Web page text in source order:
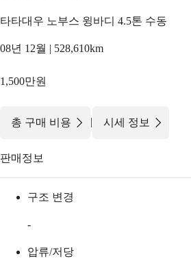
타타대우 노부스 윙바디 4.5톤 수동
08년 12월 | 528,610km
1,500만원
총 구매 비용 | 시세 정보
판매정보
구조 변경
-
압류/저당